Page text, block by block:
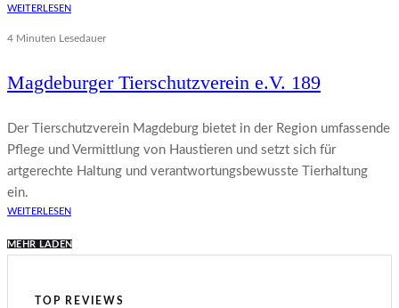
WEITERLESEN
4 Minuten Lesedauer
Magdeburger Tierschutzverein e.V. 189
Der Tierschutzverein Magdeburg bietet in der Region umfassende
Pflege und Vermittlung von Haustieren und setzt sich für
artgerechte Haltung und verantwortungsbewusste Tierhaltung
ein.
WEITERLESEN
MEHR LADEN
TOP REVIEWS